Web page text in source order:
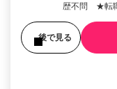
歴不問 ★転
後で見る